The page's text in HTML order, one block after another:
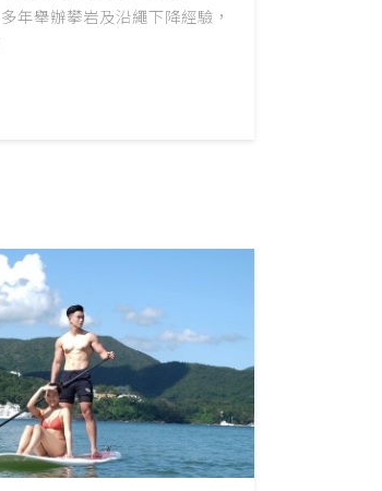
年舉辦攀岩及沿繩下降經驗，